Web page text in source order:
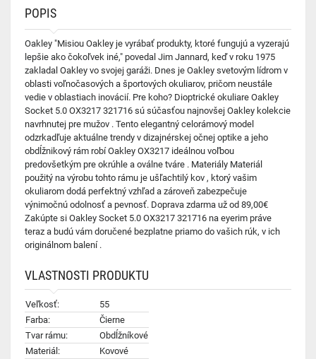
POPIS
Oakley "Misiou Oakley je vyrábať produkty, ktoré fungujú a vyzerajú
lepšie ako čokoľvek iné," povedal Jim Jannard, keď v roku 1975
zakladal Oakley vo svojej garáži. Dnes je Oakley svetovým lídrom v
oblasti voľnočasových a športových okuliarov, pričom neustále
vedie v oblastiach inovácií. Pre koho? Dioptrické okuliare Oakley
Socket 5.0 OX3217 321716 sú súčasťou najnovšej Oakley kolekcie
navrhnutej pre mužov . Tento elegantný celorámový model
odzrkadľuje aktuálne trendy v dizajnérskej očnej optike a jeho
obdĺžnikový rám robí Oakley OX3217 ideálnou voľbou
predovšetkým pre okrúhle a oválne tváre . Materiály Materiál
použitý na výrobu tohto rámu je ušľachtilý kov , ktorý vašim
okuliarom dodá perfektný vzhľad a zároveň zabezpečuje
výnimočnú odolnosť a pevnosť. Doprava zdarma už od 89,00€
Zakúpte si Oakley Socket 5.0 OX3217 321716 na eyerim práve
teraz a budú vám doručené bezplatne priamo do vašich rúk, v ich
originálnom balení .
VLASTNOSTI PRODUKTU
Veľkosť:
55
Farba:
Čierne
Tvar rámu:
Obdĺžníkové
Materiál:
Kovové